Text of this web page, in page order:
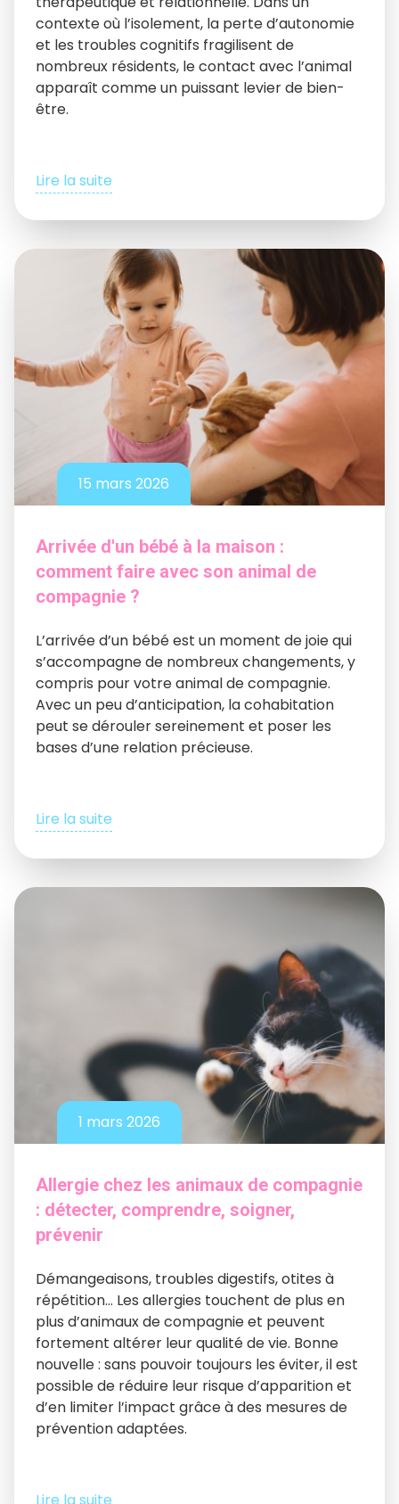
contexte où l’isolement, la perte d’autonomie
et les troubles cognitifs fragilisent de
nombreux résidents, le contact avec l’animal
apparaît comme un puissant levier de bien-
être.
Lire la suite
15 mars 2026
Arrivée d'un bébé à la maison :
comment faire avec son animal de
compagnie ?
L’arrivée d’un bébé est un moment de joie qui
s’accompagne de nombreux changements, y
compris pour votre animal de compagnie.
Avec un peu d’anticipation, la cohabitation
peut se dérouler sereinement et poser les
bases d’une relation précieuse.
Lire la suite
1 mars 2026
Allergie chez les animaux de compagnie
: détecter, comprendre, soigner,
prévenir
Démangeaisons, troubles digestifs, otites à
répétition… Les allergies touchent de plus en
plus d’animaux de compagnie et peuvent
fortement altérer leur qualité de vie. Bonne
nouvelle : sans pouvoir toujours les éviter, il est
possible de réduire leur risque d’apparition et
d’en limiter l’impact grâce à des mesures de
prévention adaptées.